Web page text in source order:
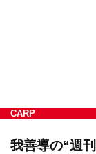
CARP
我善導の“週